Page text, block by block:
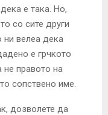
е така. Но,
со сите други
ни велеа дека
е грчкото
не правото на
сопствено име.
дозволете да